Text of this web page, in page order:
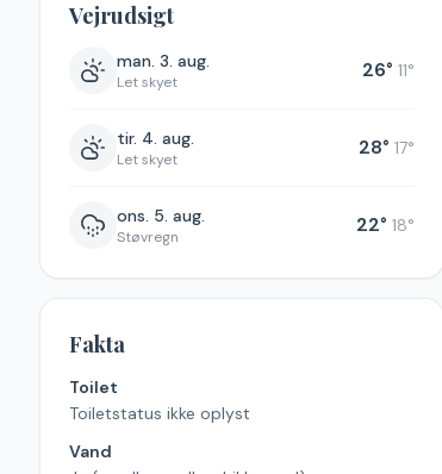
Vejrudsigt
man. 3. aug.
Let skyet 26° 11°
tir. 4. aug.
Let skyet 28° 17°
ons. 5. aug.
Støvregn 22° 18°
Fakta
Toilet
Toiletstatus ikke oplyst
Vand